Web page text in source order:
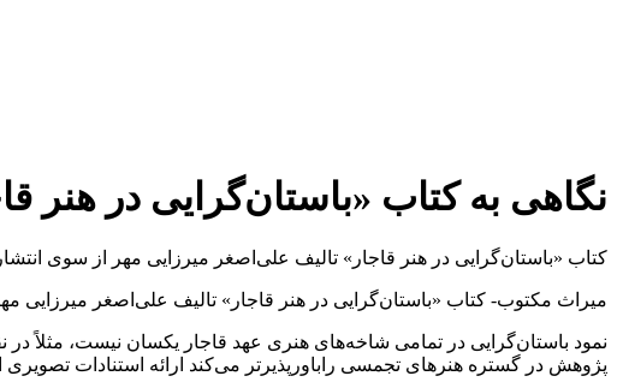
نگاهی به کتاب «باستان‌گرایی در هنر
کتاب «باستان‌گرایی در هنر قاجار» تالیف علی‌اصغر میرزایی مهر از سوی
میراث مکتوب- کتاب «باستان‌گرایی در هنر قاجار» تالیف علی‌اصغر میرزایی
نمود باستان‌گرایی در تمامی شاخه‌های هنری عهد قاجار یکسان نیست، مثلاً
پژوهش در گستره هنرهای تجمسی راباورپذیرتر می‌کند ارائه استنادات